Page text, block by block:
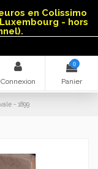
en Colissimo
- hors
Connexion
0
Panier
- 1899